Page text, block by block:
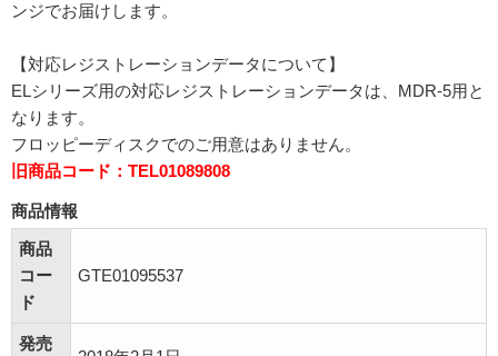
ンジでお届けします。
【対応レジストレーションデータについて】
ELシリーズ用の対応レジストレーションデータは、MDR-5用と
なります。
フロッピーディスクでのご用意はありません。
旧商品コード：TEL01089808
商品情報
商品
コー
ド
GTE01095537
発売